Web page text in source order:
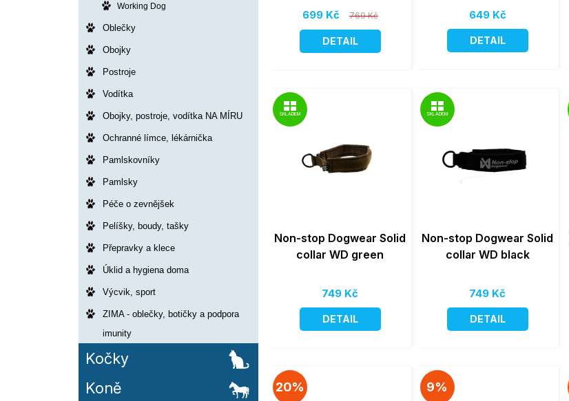
Working Dog
Oblečky
Obojky
Postroje
Vodítka
Obojky, postroje, vodítka NA MÍRU
Ochranné límce, lékárnička
Pamlskovníky
Pamlsky
Péče o zevnějšek
Pelíšky, boudy, tašky
Přepravky a klece
Úklid a hygiena doma
Výcvik, sport
ZIMA - oblečky, botičky a podpora
imunity
Kočky
Koně
699 Kč 769 Kč
DETAIL
649 Kč
DETAIL
SKLADEM
Non-stop Dogwear Solid
collar WD green
749 Kč
DETAIL
SKLADEM
Non-stop Dogwear Solid
collar WD black
749 Kč
DETAIL
20% 9%